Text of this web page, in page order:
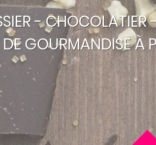
-
GOURMANDISE À